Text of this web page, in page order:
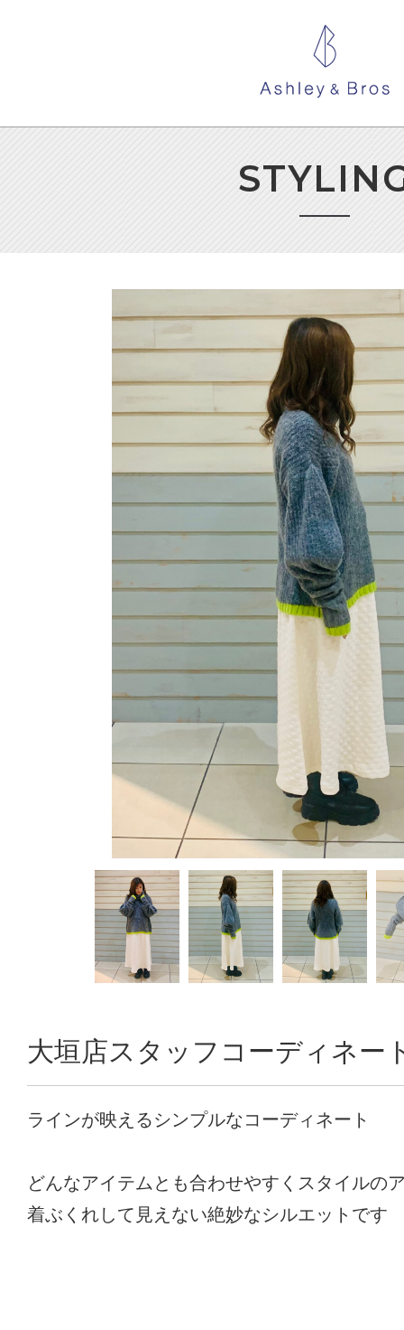
大垣店スタッフコーディネー
ラインが映えるシンプルなコーディネート
どんなアイテムとも合わせやすくスタイルの
着ぶくれして見えない絶妙なシルエットです